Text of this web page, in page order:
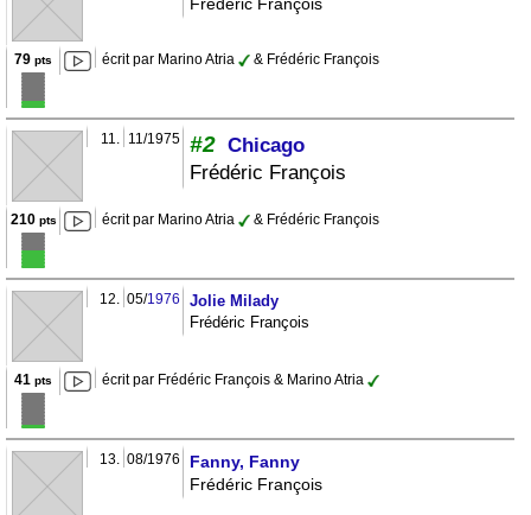
79 pts écrit par Marino Atria & Frédéric François
11. 11/1975 #2 Chicago
Frédéric François
210pts écrit par Marino Atria & Frédéric François
12. 05/1976
Jolie Milady
Frédéric François
41 pts écrit par Frédéric François & Marino Atria
13. 08/1976
Fanny, Fanny
Frédéric François